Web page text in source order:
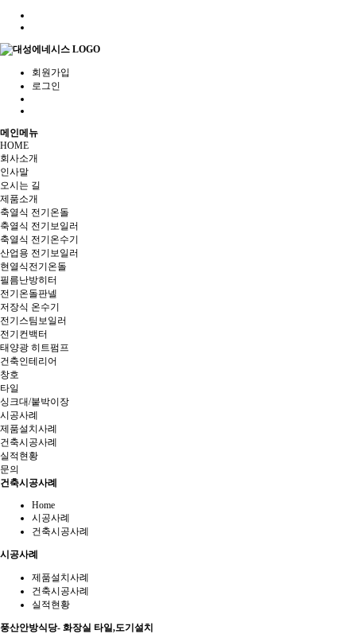
회원가입
로그인
메인메뉴
HOME
회사소개
인사말
오시는 길
제품소개
축열식 전기온돌
축열식 전기보일러
축열식 전기온수기
산업용 전기보일러
현열식전기온돌
필름난방히터
전기온돌판넬
저장식 온수기
전기스팀보일러
전기컨백터
태양광 히트펌프
건축인테리어
창호
타일
싱크대/붙박이장
시공사례
제품설치사례
건축시공사례
실적현황
문의
건축시공사례
Home
시공사례
건축시공사례
시공사례
제품설치사례
건축시공사례
실적현황
풍산안방식당- 화장실 타일,도기설치